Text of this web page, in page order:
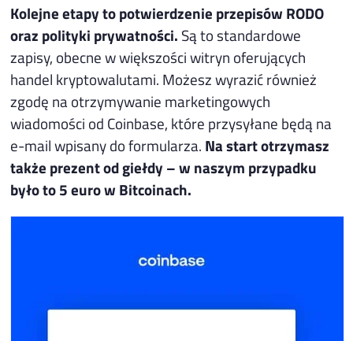
Kolejne etapy to potwierdzenie przepisów RODO
oraz polityki prywatności. Są to standardowe
zapisy, obecne w większości witryn oferujących
handel kryptowalutami. Możesz wyrazić również
zgodę na otrzymywanie marketingowych
wiadomości od Coinbase, które przysyłane będą na
e-mail wpisany do formularza. Na start otrzymasz
także prezent od giełdy – w naszym przypadku
było to 5 euro w Bitcoinach.